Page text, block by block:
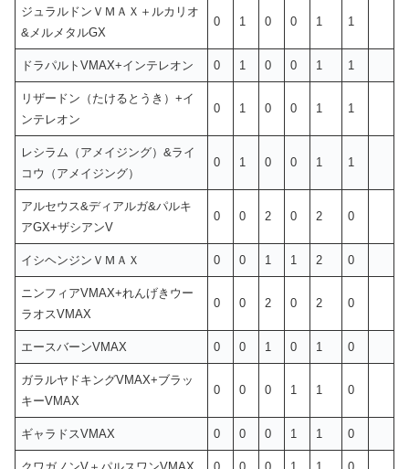
ジュラルドンＶＭＡＸ＋ルカリオ
&メルメタルGX
0 1 0 0 1 1
ドラパルトVMAX+インテレオン 0 1 0 0 1 1
リザードン（たけるとうき）+イ
ンテレオン
0 1 0 0 1 1
レシラム（アメイジング）&ライ
コウ（アメイジング）
0 1 0 0 1 1
アルセウス&ディアルガ&パルキ
アGX+ザシアンV
0 0 2 0 2 0
イシヘンジンＶＭＡＸ 0 0 1 1 2 0
ニンフィアVMAX+れんげきウー
ラオスVMAX
0 0 2 0 2 0
エースバーンVMAX 0 0 1 0 1 0
ガラルヤドキングVMAX+ブラッ
キーVMAX
0 0 0 1 1 0
ギャラドスVMAX 0 0 0 1 1 0